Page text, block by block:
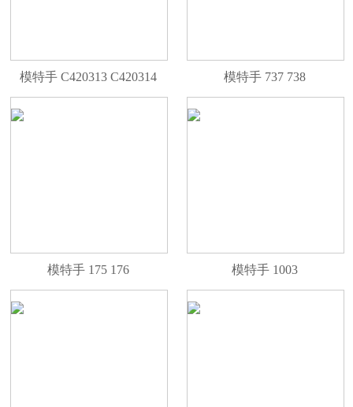
模特手 C420313 C420314 模特手 737 738
模特手 175 176 模特手 1003